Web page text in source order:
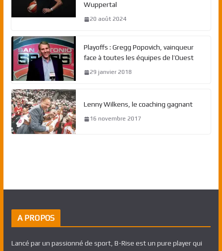
Wuppertal
20 août 2024
Playoffs : Gregg Popovich, vainqueur
face à toutes les équipes de l’Ouest
29 janvier 2018
Lenny Wilkens, le coaching gagnant
16 novembre 2017
A PROPOS
Lancé par un passionné de sport, B-Rise est un pure player qui